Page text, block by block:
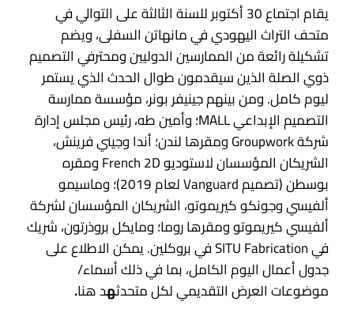
يقام اجتماع 30 أكتوبر للسنة الثالثة على التوالي في
متحف التراث اليهودي في مانهاتن السفلى، ويضم
تشكيلة رائعة من الممارسين الدوليين ومحترفي التصميم
ذوي الصلة الذين سيقدمون طوال الحدث الذي يستمر
ليوم كامل. ومن بينهم جينيفر بونر، مؤسسة ممارسة
التصميم الإبداعي MALL؛ وأمين طه، رئيس مجلس إدارة
شركة Groupwork ومقرها لندن؛ أندا وجيني فرينش،
الشريكان المؤسسان لاستوديو French 2D ومقره
بوسطن (تصميم Vanguard لعام 2019)؛ وماسيمو
ألفيسي وجونكو كيريموتو، الشريكان المؤسسان لشركة
ألفيسي كيريموتو ومقرها روما؛ ومايكل بروذرتون، شريك
في SITU Fabrication في بروكلين. يمكن الاطلاع على
جدول أعمال اليوم الكامل، بما في ذلك أسماء/
موضوعات العرض التقديمي لكل متحدثهدهنا.